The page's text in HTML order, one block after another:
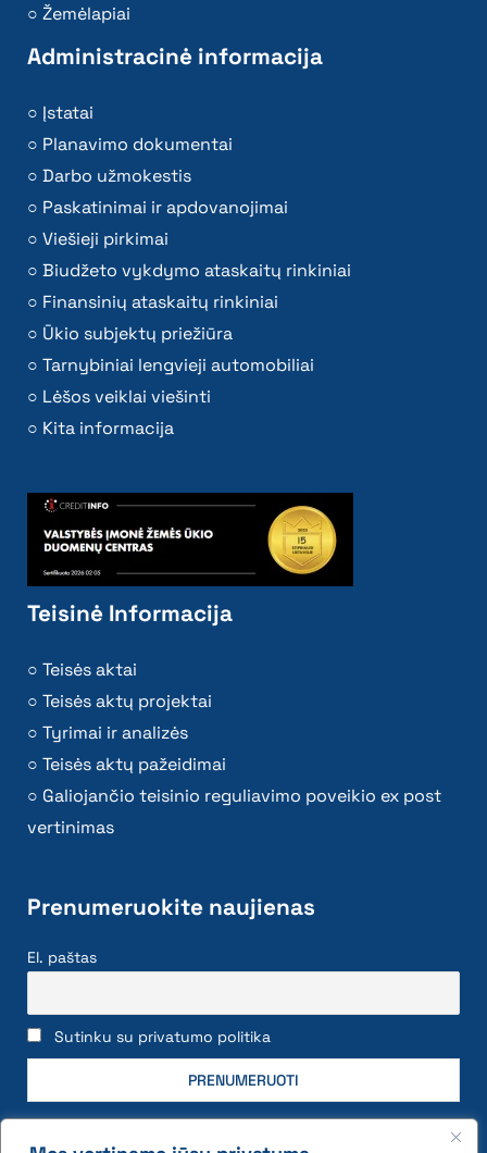
Žemėlapiai
Administracinė informacija
Įstatai
Planavimo dokumentai
Darbo užmokestis
Paskatinimai ir apdovanojimai
Viešieji pirkimai
Biudžeto vykdymo ataskaitų rinkiniai
Finansinių ataskaitų rinkiniai
Ūkio subjektų priežiūra
Tarnybiniai lengvieji automobiliai
Lėšos veiklai viešinti
Kita informacija
Teisinė Informacija
Teisės aktai
Teisės aktų projektai
Tyrimai ir analizės
Teisės aktų pažeidimai
Galiojančio teisinio reguliavimo poveikio ex post
vertinimas
Prenumeruokite naujienas
El. paštas
Sutinku su privatumo politika